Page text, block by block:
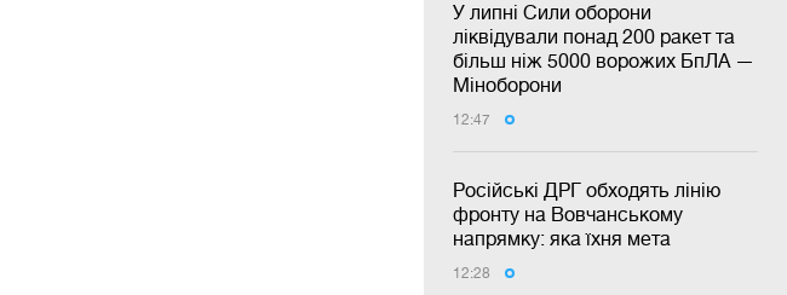
У липні Сили оборони
ліквідували понад 200 ракет та
більш ніж 5000 ворожих БпЛА —
Міноборони
12:47
Російські ДРГ обходять лінію
фронту на Вовчанському
напрямку: яка їхня мета
12:28